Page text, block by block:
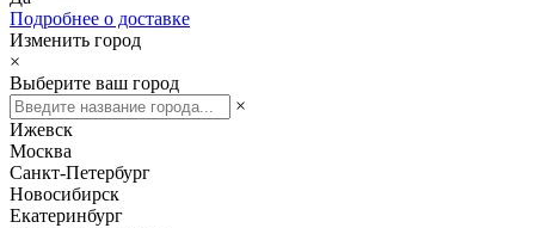
Подробнее о доставке
Изменить город
×
Выберите ваш город
×
Ижевск
Москва
Санкт-Петербург
Новосибирск
Екатеринбург